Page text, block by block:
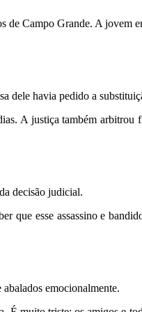
Campo Grande. A jovem
dele havia pedido a
A justiça também
decisão judicial.
que esse assassino e
emocionalmente.